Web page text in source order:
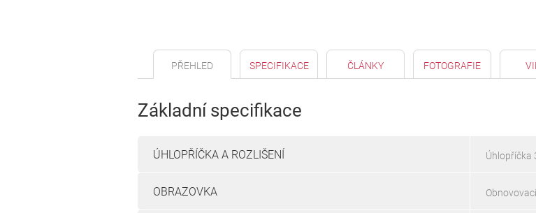
PŘEHLED SPECIFIKACE ČLÁNKY FOTOGRAFIE
Základní specifikace
ÚHLOPŘÍČKA A ROZLIŠENÍ Úhlopříčka
OBRAZOVKA